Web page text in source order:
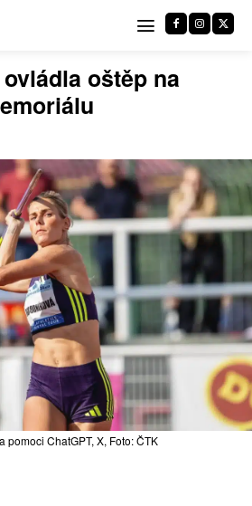
oštěp na
pomoci ChatGPT, X, Foto: ČTK